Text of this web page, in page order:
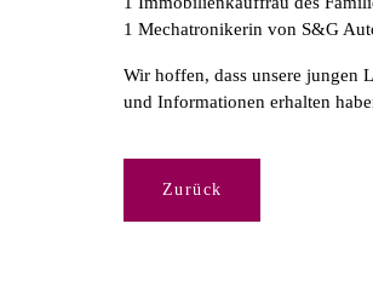
1 Mechatronikerin von S&G
Wir hoffen, dass unsere jungen
und Informationen erhalten
Zurück